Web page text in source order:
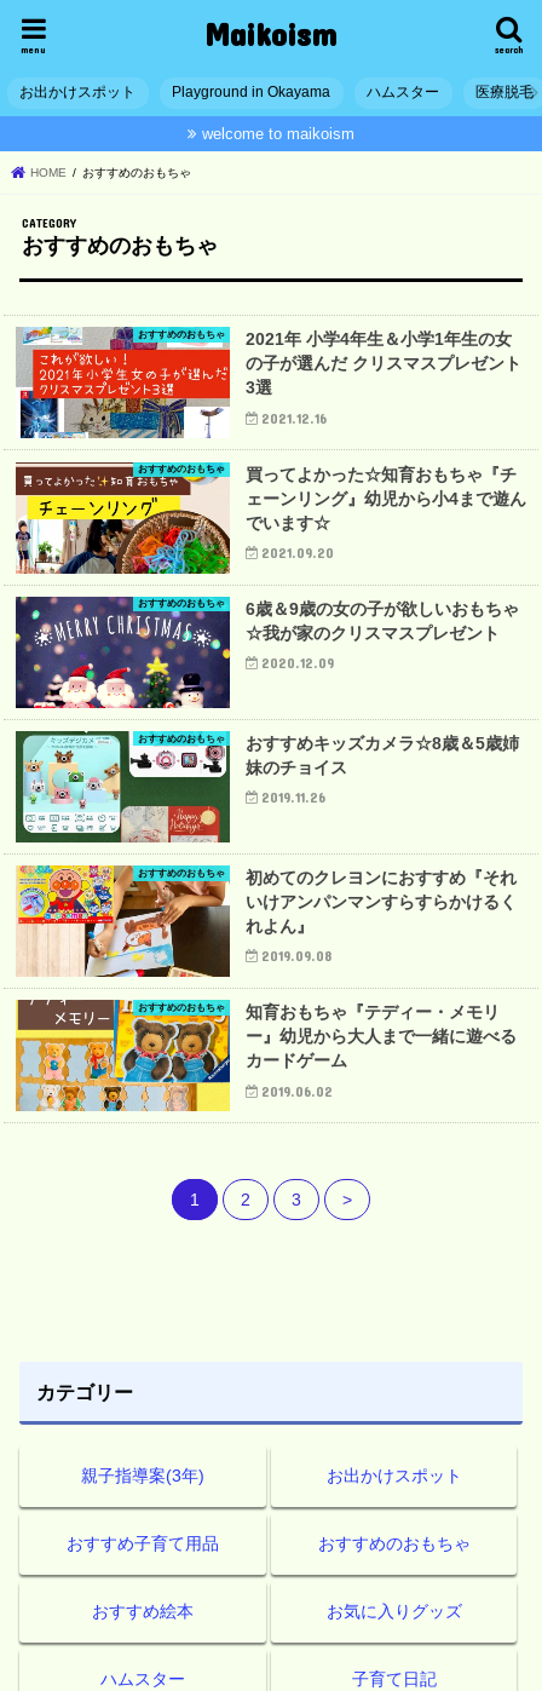
Maikoism search
menu
お出かけスポット Playground in Okayama ハムスター 医療脱毛
welcome to maikoism
HOME おすすめのおもちゃ
おすすめのおもちゃ
おすすめのおもちゃ
2021年 小学4年生＆小学1年生の女
の子が選んだ クリスマスプレゼント
3選
2021.12.16
おすすめのおもちゃ
買ってよかった☆知育おもちゃ『チ
ェーンリング』幼児から小4まで遊ん
でいます☆
2021.09.20
おすすめのおもちゃ
6歳＆9歳の女の子が欲しいおもちゃ
☆我が家のクリスマスプレゼント
2020.12.09
おすすめのおもちゃ
おすすめキッズカメラ☆8歳＆5歳姉
妹のチョイス
2019.11.26
おすすめのおもちゃ
初めてのクレヨンにおすすめ『それ
いけアンパンマンすらすらかけるく
れよん』
2019.09.08
おすすめのおもちゃ
知育おもちゃ『テディー・メモリ
ー』幼児から大人まで一緒に遊べる
カードゲーム
2019.06.02
1 2 3 >
カテゴリー
親子指導案(3年) お出かけスポット
おすすめ子育て用品 おすすめのおもちゃ
おすすめ絵本 お気に入りグッズ
ハムスター 子育て日記